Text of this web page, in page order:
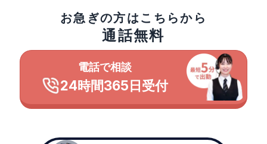
お急ぎの方はこちらから
通話無料
電話で相談
24時間365日受付